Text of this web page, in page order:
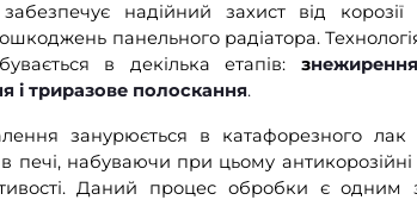
надійний захист від корозії
панельного радіатора.
в декілька етапів: з
і триразове полоскання.
занурюється в катафорезного лак
печі, набуваючи при цьому антикорозійні
Даний процес обробки є одним